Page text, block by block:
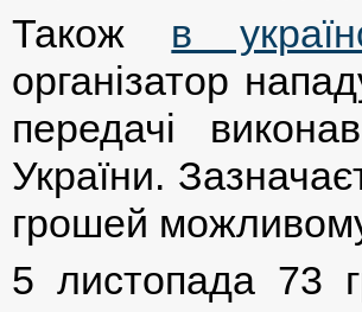
Також в
організатор
передачі
України.
грошей
5 листопада 73